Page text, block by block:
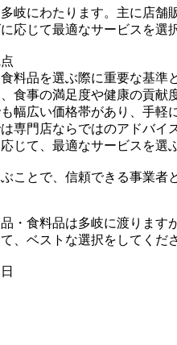
岐にわたります。主に店
応じて最適なサービスを選
料品を選ぶ際に重要な基
食事の満足度や健康の貢献
幅広い価格帯があり、手
専門店ならではのアドバ
じて、最適なサービスを選
ことで、信頼できる事業者
・食料品は多岐に渡ります
、ベストな選択をしてくだ